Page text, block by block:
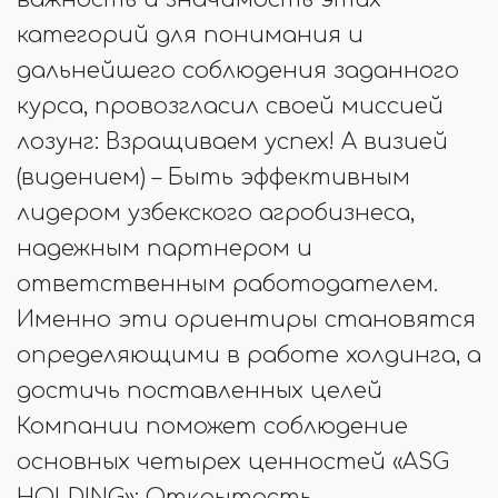
категорий для понимания и
дальнейшего соблюдения заданного
курса, провозгласил своей миссией
лозунг: Взращиваем успех! А визией
(видением) – Быть эффективным
лидером узбекского агробизнеса,
надежным партнером и
ответственным работодателем.
Именно эти ориентиры становятся
определяющими в работе холдинга, а
достичь поставленных целей
Компании поможет соблюдение
основных четырех ценностей «ASG